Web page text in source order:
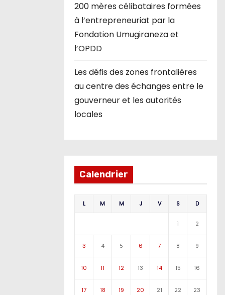
200 mères célibataires formées
à l’entrepreneuriat par la
Fondation Umugiraneza et
l’OPDD
Les défis des zones frontalières
au centre des échanges entre le
gouverneur et les autorités
locales
Calendrier
L M M J V S D
1 2
3 4 5 6 7 8 9
10 11 12 13 14 15 16
17 18 19 20 21 22 23